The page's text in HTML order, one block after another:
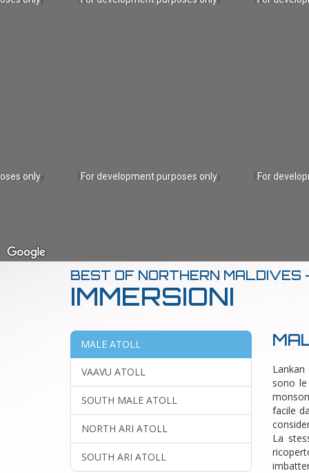
For
For development purposes only
only
BEST OF NORTHERN MALDIVES
IMMERSIONI
MALE ATOLL
VAAVU ATOLL
SOUTH MALE ATOLL
NORTH ARI ATOLL
SOUTH ARI ATOLL
sono
facile
La